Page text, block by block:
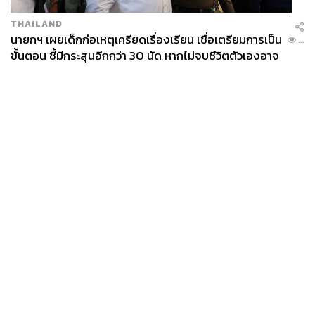
THAILAND
นายกฯ เผยเด็กก่อเหตุเครียดเรื่องเรียน เชื่อเตรียมการเป็น
ขั้นตอน ชี้มีกระสุนอีกกว่า 30 นัด หากไม่จบชีวิตตัวเองอาจ
...